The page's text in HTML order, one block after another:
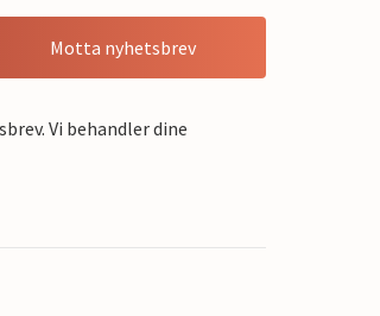
Motta nyhetsbrev
Vi behandler dine